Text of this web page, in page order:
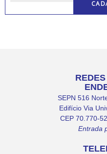
SEPN 516
Edifício Via
CEP 70.770-
Entrada